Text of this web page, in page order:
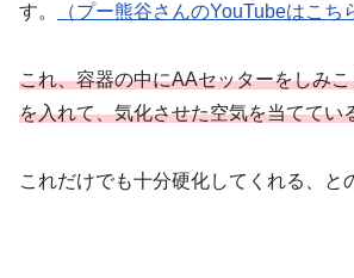
す。
（プー熊谷さんのYouTubeはこち
これ、容器の中にAAセッターをしみ
を入れて、気化させた空気を当ててい
これだけでも十分硬化してくれる、と